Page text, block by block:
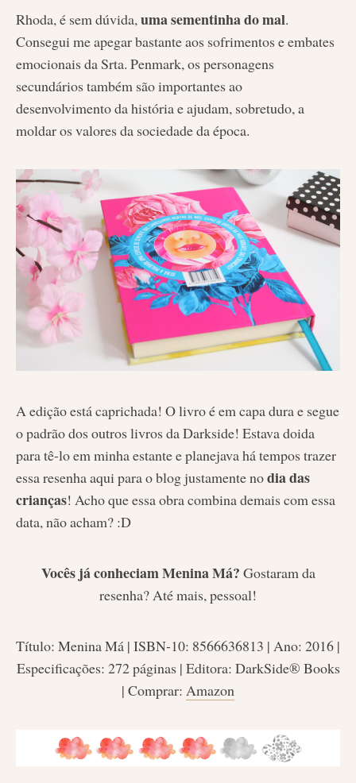
Rhoda, é sem dúvida, uma sementinha do mal.
Consegui me apegar bastante aos sofrimentos e embates
emocionais da Srta. Penmark, os personagens
secundários também são importantes ao
desenvolvimento da história e ajudam, sobretudo, a
moldar os valores da sociedade da época.
A edição está caprichada! O livro é em capa dura e segue
o padrão dos outros livros da Darkside! Estava doida
para tê-lo em minha estante e planejava há tempos trazer
essa resenha aqui para o blog justamente nodia das
crianças! Acho que essa obra combina demais com essa
data, não acham? :D
Vocês já conheciam Menina Má? Gostaram da
resenha? Até mais, pessoal!
Título: Menina Má | ISBN-10: 8566636813 | Ano: 2016 |
Especificações: 272 páginas | Editora: DarkSide® Books
| Comprar: Amazon